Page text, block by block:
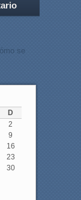
se
D
2
9
16
23
30